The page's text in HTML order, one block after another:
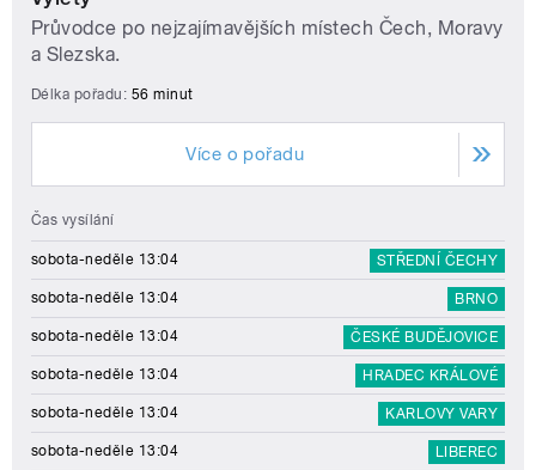
Průvodce po nejzajímavějších místech Čech, Moravy
a Slezska.
Délka pořadu: 56 minut
Více o pořadu
Čas vysílání
sobota-neděle 13:04 STŘEDNÍ ČECHY
sobota-neděle 13:04 BRNO
sobota-neděle 13:04 ČESKÉ BUDĚJOVICE
sobota-neděle 13:04 HRADEC KRÁLOVÉ
sobota-neděle 13:04 KARLOVY VARY
sobota-neděle 13:04 LIBEREC